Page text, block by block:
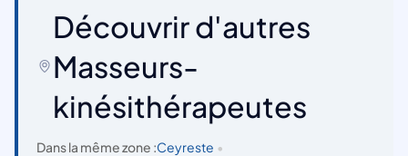
Découvrir d'autres
Masseurs-
kinésithérapeutes
Dans la même zone :Ceyreste •